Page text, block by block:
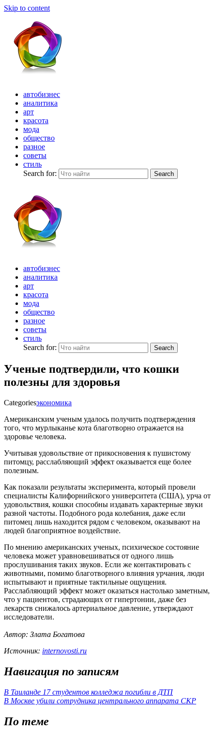
Skip to content
автобизнес
аналитика
арт
красота
мода
общество
разное
советы
стиль
Search for:
Search
автобизнес
аналитика
арт
красота
мода
общество
разное
советы
стиль
Search for:
Search
Ученые подтвердили, что кошки
полезны для здоровья
Categoriesэкономика
Американским ученым удалось получить подтверждения
того, что мурлыканье кота благотворно отражается на
здоровье человека.
Учитывая удовольствие от прикосновения к пушистому
питомцу, расслабляющий эффект оказывается еще более
полезным.
Как показали результаты эксперимента, который провели
специалисты Калифорнийского университета (США), урча от
удовольствия, кошки способны издавать характерные звуки
разной частоты. Подобного рода колебания, даже если
питомец лишь находится рядом с человеком, оказывают на
людей благоприятное воздействие.
По мнению американских ученых, психическое состояние
человека может уравновешиваться от одного лишь
прослушивания таких звуков. Если же контактировать с
животными, помимо благотворного влияния урчания, люди
испытывают и приятные тактильные ощущения.
Расслабляющий эффект может оказаться настолько заметным,
что у пациентов, страдающих от гипертонии, даже без
лекарств снижалось артериальное давление, утверждают
исследователи.
Автор: Злата Богатова
Источник: internovosti.ru
Навигация по записям
В Таиланде 17 студентов колледжа погибли в ДТП
В Москве убили сотрудника центрального аппарата СКР
По теме